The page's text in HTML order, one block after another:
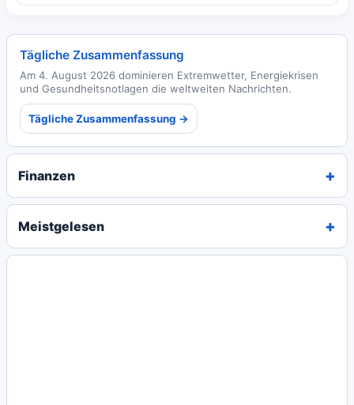
Tägliche Zusammenfassung
Am 4. August 2026 dominieren Extremwetter, Energiekrisen
und Gesundheitsnotlagen die weltweiten Nachrichten.
Tägliche Zusammenfassung →
Finanzen
Meistgelesen